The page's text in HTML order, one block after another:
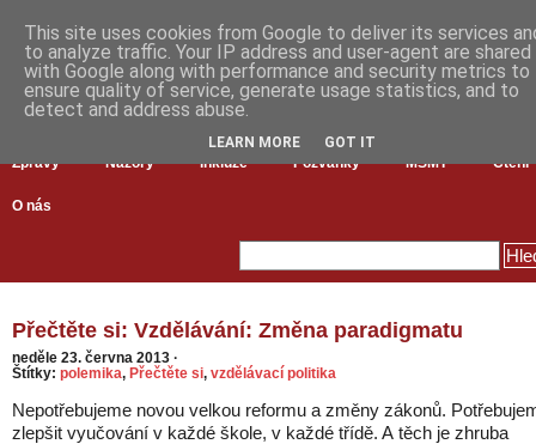
Zprávy Názory Inkluze Pozvánky MŠMT Čtení
O nás
Přečtěte si: Vzdělávání: Změna paradigmatu
neděle 23. června 2013 ·
Štítky: polemika, Přečtěte si, vzdělávací politika
Nepotřebujeme novou velkou reformu a změny zákonů.
zlepšit vyučování v každé škole, v každé třídě. A těch je zhruba
This site uses cookies from Google to deliver its services
to analyze traffic. Your IP address and user-agent are shared
with Google along with performance and security metrics to
ensure quality of service, generate usage statistics, and to
detect and address abuse.
LEARN MORE GOT IT